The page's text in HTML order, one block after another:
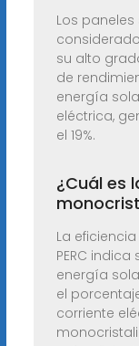
Los
su alto
de
energía
eléctrica,
el 19%.
¿Cuál es
La
PERC
energía
el
corriente